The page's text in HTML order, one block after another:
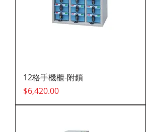
12格手機櫃-附鎖
價格
$6,420.00